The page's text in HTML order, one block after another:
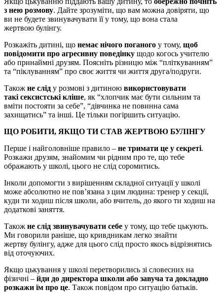
з нею розмову. Дайте зрозуміти, що вам можна довіряти, що
ви не будете звинувачувати її у тому, що вона стала
жертвою булінгу.
Розкажіть дитині, що немає нічого поганого у тому, щоб
повідомити про агресивну поведінку щодо когось учителю
або принаймні друзям. Поясніть різницю між “пліткуванням”
та “піклуванням” про своє життя чи життя друга/подруги.
Також не слід у розмові з дитиною використовувати
такі сексистські кліше, як “хлопчик має бути сильним та
вміти постояти за себе”, “дівчинка не повинна сама
захищатись” та інші. Це тільки погіршить ситуацію.
ЩО РОБИТИ, ЯКЩО ТИ СТАВ ЖЕРТВОЮ БУЛІНГУ
Перше і найголовніше правило – не тримати це у секреті.
Розкажи друзям, знайомим чи рідним про те, що тебе
ображають у школі, цього не слід соромитись.
Інколи допомогти з вирішенням складної ситуації у школі
може абсолютно не пов’язана з цим людина: тренер у секції,
куди ти ходиш після школи, або вчитель, до якого ти ходиш на
додаткові заняття.
Також не слід звинувачувати себе у тому, що тебе цькують.
Ми говорили раніше, що кривдникам легко знайти
жертву булінгу, адже для цього слід просто якось відрізнятись
від оточуючих.
Якщо цькування у школі перетворились зі словесних на
фізичні – йди до директора школи або завуча та докладно
розкажи їм про це. Також повідом про ситуацію батьків.